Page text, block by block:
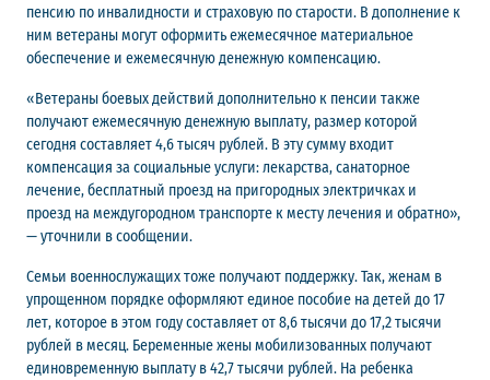
пенсию по инвалидности и страховую по старости. В дополнение к
ним ветераны могут оформить ежемесячное материальное
обеспечение и ежемесячную денежную компенсацию.
«Ветераны боевых действий дополнительно к пенсии также
получают ежемесячную денежную выплату, размер которой
сегодня составляет 4,6 тысяч рублей. В эту сумму входит
компенсация за социальные услуги: лекарства, санаторное
лечение, бесплатный проезд на пригородных электричках и
проезд на междугородном транспорте к месту лечения и обратно»,
— уточнили в сообщении.
Семьи военнослужащих тоже получают поддержку. Так, женам в
упрощенном порядке оформляют единое пособие на детей до 17
лет, которое в этом году составляет от 8,6 тысячи до 17,2 тысячи
рублей в месяц. Беременные жены мобилизованных получают
единовременную выплату в 42,7 тысячи рублей. На ребенка